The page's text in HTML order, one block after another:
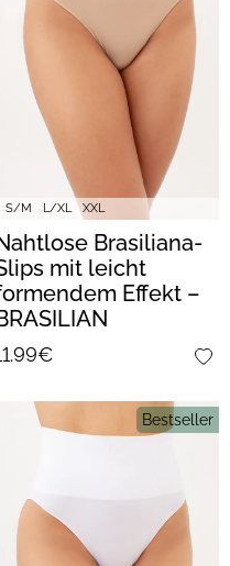
S/M L/XL XXL
Brasiliana-
mit leicht
Effekt –
(light
Bestseller